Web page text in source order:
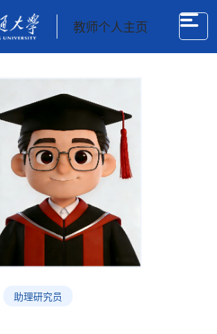
教师个人主页
助理研究员